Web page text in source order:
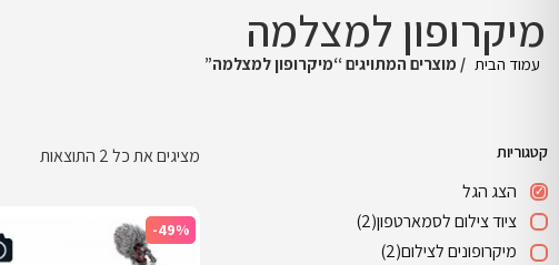
מיקרופון למצלמה
עמוד הבית / מוצרים המתויגים “מיקרופון למצלמה”
קטגוריות
הצג הגל
ציוד צילום לסמארטפון(2)
מיקרופונים לצילום(2)
מציגים את כל ⁦2⁩ התוצאות
-49%